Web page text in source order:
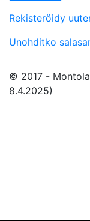
Rekisteröidy
Unohditko
© 2017 -
8.4.2025)